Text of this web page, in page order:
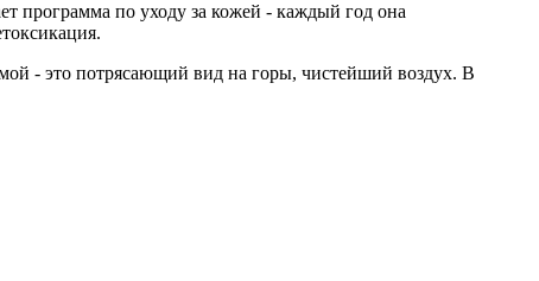
программа по уходу за кожей - каждый год она
- это потрясающий вид на горы, чистейший воздух. В